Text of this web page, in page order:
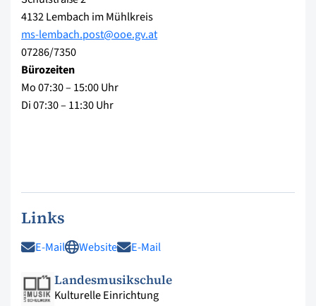
4132 Lembach im Mühlkreis
ms-lembach.post@ooe.gv.at
07286/7350
Bürozeiten
Mo 07:30 – 15:00 Uhr
Di 07:30 – 11:30 Uhr
Links
E-Mail Website E-Mail
Landesmusikschule
Kulturelle Einrichtung